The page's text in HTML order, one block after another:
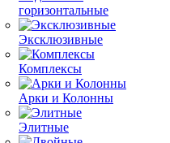
горизонтальные
Эксклюзивные
Комплексы
Арки и Колонны
Элитные